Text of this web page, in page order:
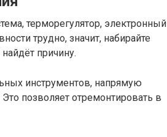
терморегулятор, электронный
трудно, значит, набирайте
причину.
инструментов, напрямую
позволяет отремонтировать в